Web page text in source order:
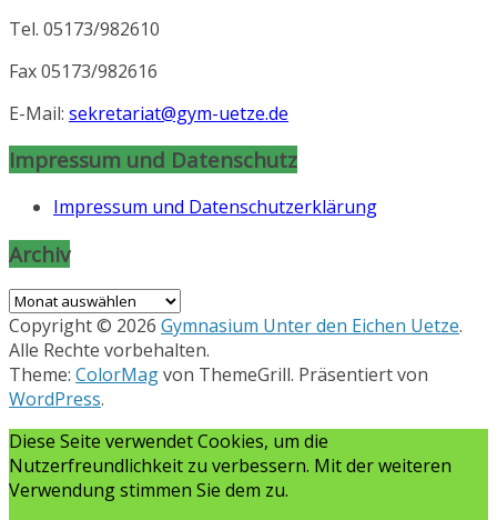
Tel. 05173/982610
Fax 05173/982616
E-Mail: sekretariat@gym-uetze.de
Impressum und Datenschutz
Impressum und Datenschutzerklärung
Archiv
Archiv
Copyright © 2026 Gymnasium Unter den Eichen Uetze.
Alle Rechte vorbehalten.
Theme: ColorMagvon ThemeGrill. Präsentiert von
WordPress.
Diese Seite verwendet Cookies, um die
Nutzerfreundlichkeit zu verbessern. Mit der weiteren
Verwendung stimmen Sie dem zu.